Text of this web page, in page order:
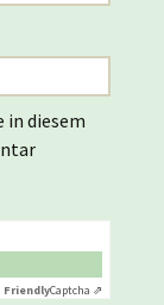
in diesem
FriendlyCaptcha ⇗